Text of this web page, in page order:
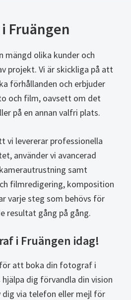
Fruängen
mängd olika kunder och
projekt. Vi är skickliga på att
förhållanden och erbjuder
och film, oavsett om det
på en annan valfri plats.
vi levererar professionella
använder vi avancerad
samt
filmredigering, komposition
varje steg som behövs för
resultat gång på gång.
i Fruängen idag!
att boka din fotograf i
hjälpa dig förvandla din vision
via telefon eller mejl för